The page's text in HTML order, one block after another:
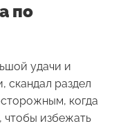
по
удачи и
скандал раздел
когда
чтобы избежать